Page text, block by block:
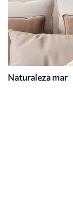
Naturaleza mar